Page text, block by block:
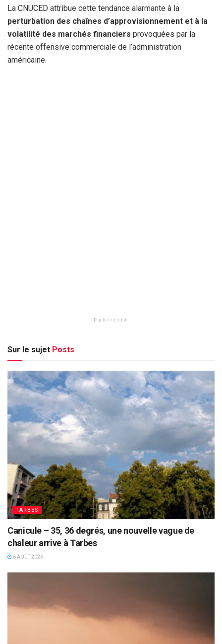
La CNUCED attribue cette tendance alarmante à la
perturbation des chaînes d’approvisionnement et à la
volatilité des marchés financiers provoquées par la
récente offensive commerciale de l’administration
américaine.
Publicité
Sur le sujet Posts
TARBES
Canicule – 35, 36 degrés, une nouvelle vague de
chaleur arrive à Tarbes
6 AOÛT 2026